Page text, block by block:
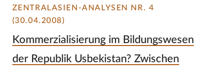
ZENTRALASIEN-ANALYSEN NR. 4
(30.04.2008)
Kommerzialisierung im Bildungswesen
der Republik Usbekistan? Zwischen